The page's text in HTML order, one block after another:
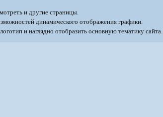
и другие страницы.
динамического отображения графики.
и наглядно отобразить основную тематику сайта.